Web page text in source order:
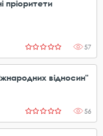
пріоритети
57
відносин"
56